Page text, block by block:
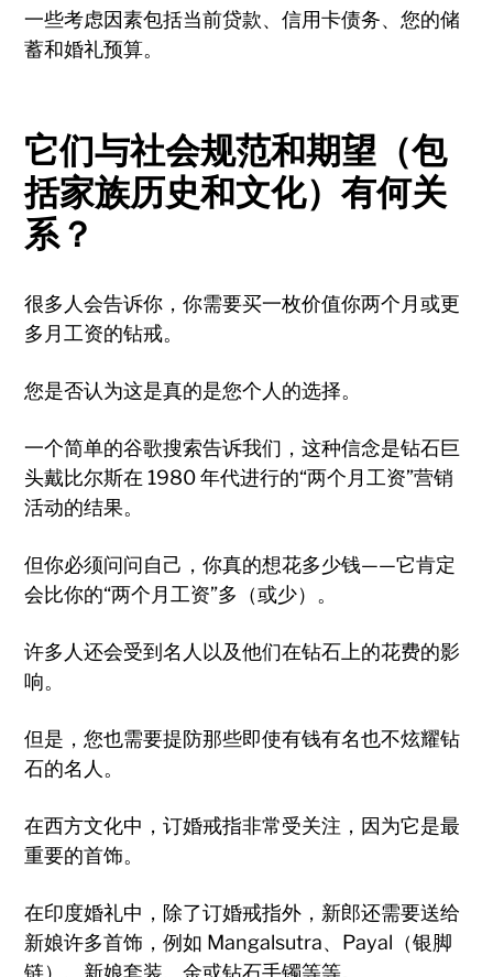
一些考虑因素包括当前贷款、信用卡债务、您的储
蓄和婚礼预算。
它们与社会规范和期望（包
括家族历史和文化）有何关
系？
很多人会告诉你，你需要买一枚价值你两个月或更
多月工资的钻戒。
您是否认为这是真的是您个人的选择。
一个简单的谷歌搜索告诉我们，这种信念是钻石巨
头戴比尔斯在 1980 年代进行的“两个月工资”营销
活动的结果。
但你必须问问自己，你真的想花多少钱——它肯定
会比你的“两个月工资”多（或少）。
许多人还会受到名人以及他们在钻石上的花费的影
响。
但是，您也需要提防那些即使有钱有名也不炫耀钻
石的名人。
在西方文化中，订婚戒指非常受关注，因为它是最
重要的首饰。
在印度婚礼中，除了订婚戒指外，新郎还需要送给
新娘许多首饰，例如 Mangalsutra、Payal（银脚
链）、新娘套装、金或钻石手镯等等。